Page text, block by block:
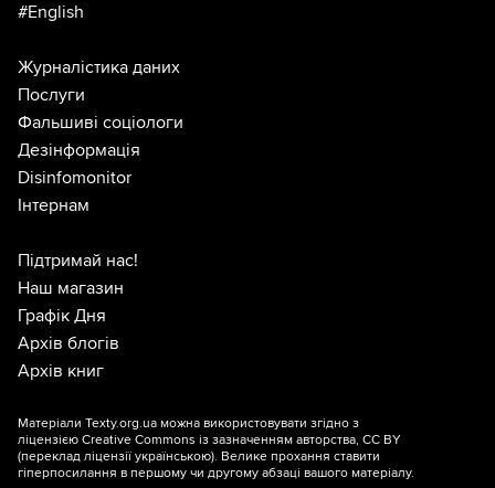
#English
Журналістика даних
Послуги
Фальшиві соціологи
Дезінформація
Disinfomonitor
Інтернам
Підтримай нас!
Наш магазин
Графік Дня
Архів блогів
Архів книг
Матеріали Texty.org.ua можна використовувати згідно з
ліцензією Creative Commons із зазначенням авторства, CC BY
(переклад ліцензії українською). Велике прохання ставити
гіперпосилання в першому чи другому абзаці вашого матеріалу.